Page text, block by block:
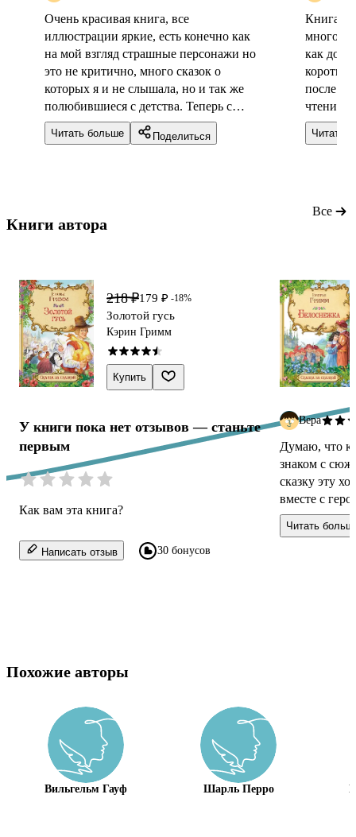
Очень красивая книга, все
иллюстрации яркие, есть конечно как
на мой взгляд страшные персонажи но
это не критично, много сказок о
которых я и не слышала, но и так же
полюбившиеся с детства. Теперь с
дочкой будем читать по вечерам мои
любимые истории и конечно узнавать
Читать больше Поделиться
Книга
много
как
после
крупный
яркие,но
Читать
Книги автора
Все
218 ₽179 ₽ -18%
Золотой гусь
Кэрин Гримм
Купить
У книги пока нет отзывов — станьте
первым
Как вам эта книга?
Написать отзыв 30 бонусов
Вера
Думаю, что
знаком с
сказку эту
вместе с
вспомнить о
Читать
Похожие авторы
Вильгельм Гауф Шарль Перро